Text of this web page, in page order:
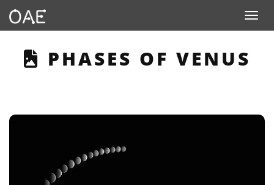
Toggle
THIS PAGE
PHASES OF VENUS